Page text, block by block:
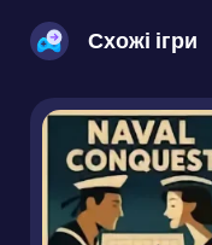
Схожі ігри